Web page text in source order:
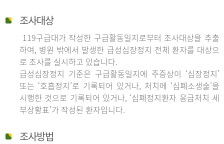
조사대상
119구급대가 작성한 구급활동일지로부터 조사대상을 추출
하여, 병원 밖에서 발생한 급성심장정지 전체 환자를 대상으
로 조사를 실시하고 있습니다.
급성심장정지 기준은 구급활동일지에 주증상이 ‘심장정지’
또는 ‘호흡정지’로 기록되어 있거나, 처치에 ‘심폐소생술’을
시행한 것으로 기록되어 있거나, ‘심폐정지환자 응급처치 세
부상황표’가 작성된 환자입니다.
조사방법